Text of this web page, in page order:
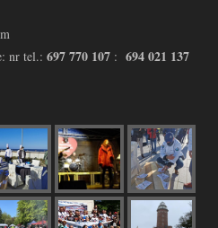
nr tel.: 697 770 107 : 694 021 137